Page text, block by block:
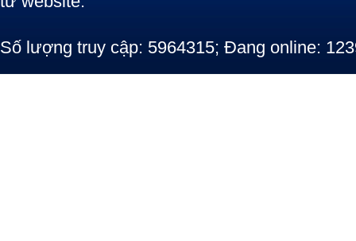
Số lượng truy cập: 5964315; Đang online: